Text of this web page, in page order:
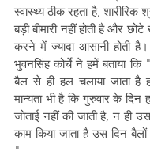
स्वास्थ्य ठीक रहता है,
बड़ी बीमारी नहीं होती है और
करने में ज्यादा आसानी होती
भुवनसिंह कोर्चे ने हमें बताया कि
बैल से ही हल चलाया जाता है
मान्यता भी है कि गुरुवार के
जोताई नहीं की जाती है, न ही
काम किया जाता है उस दिन
"